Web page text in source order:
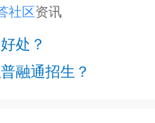
社区资讯
处？
融通招生？